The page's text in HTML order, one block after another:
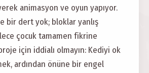
animasyon ve oyun yapıyor.
bir dert yok; bloklar yanlış
çocuk tamamen fikrine
için iddialı olmayın: Kediyi ok
ardından önüne bir engel